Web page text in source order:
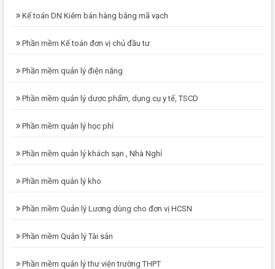
Kế toán DN Kiêm bán hàng bằng mã vạch
Phần mềm Kế toán đơn vị chủ đầu tư
Phần mềm quản lý điện năng
Phần mềm quản lý dược phẩm, dụng cụ y tế, TSCD
Phần mềm quản lý học phí
Phần mềm quản lý khách sạn , Nhà Nghỉ
Phần mềm quản lý kho
Phần mềm Quản lý Lương dùng cho đơn vị HCSN
Phần mềm Quản lý Tài sản
Phần mềm quản lý thư viện trường THPT